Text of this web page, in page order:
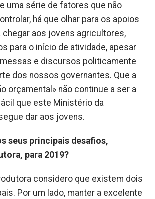
uma série de fatores que não
há que olhar para os apoios
chegar aos jovens agricultores,
para o início de atividade, apesar
e discursos politicamente
dos nossos governantes. Que a
orçamental» não continue a ser a
que este Ministério da
dar aos jovens.
seus principais desafios,
para 2019?
considero que existem dois
Por um lado, manter a excelente